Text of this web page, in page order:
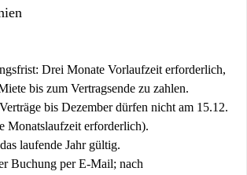
Drei Monate Vorlaufzeit erforderlich,
bis zum Vertragsende zu zahlen.
Verträge bis Dezember dürfen nicht am 15.12.
Monatslaufzeit erforderlich).
laufende Jahr gültig.
Buchung per E-Mail; nach